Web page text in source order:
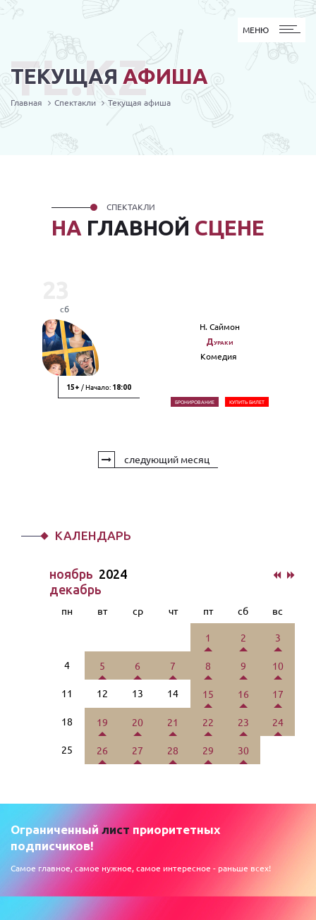
МЕНЮ
МЕНЮ
ТЕКУЩАЯ АФИША
TL.KZ
Главная Спектакли Текущая афиша
НА ГЛАВНОЙ СЦЕНЕ
СПЕКТАКЛИ
сб
15+ / Начало: 18:00
Н. Саймон
Дураки
Комедия
БРОНИРОВАНИЕ КУПИТЬ БИЛЕТ
следующий месяц
КАЛЕНДАРЬ
ноябрь 2024
декабрь
пн вт ср чт пт сб вс
1 2 3
4 5 6 7 8 9 10
11 12 13 14 15 16 17
18 19 20 21 22 23 24
25 26 27 28 29 30
Ограниченный лист приоритетных
подписчиков!
Самое главное, самое нужное, самое интересное - раньше всех!